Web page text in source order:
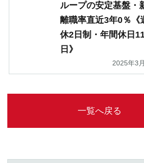
ループの安定基盤・
離職率直近3年0％《
休2日制・年間休日
日》
2025年3
一覧へ戻る